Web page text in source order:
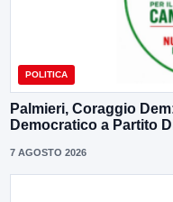
POLITICA
Palmieri, Coraggio
Democratico a Partito
7 AGOSTO 2026